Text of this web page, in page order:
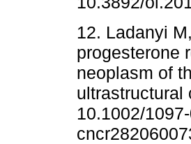
12. Ladanyi
progesterone
neoplasm of
ultrastructural
10.1002/